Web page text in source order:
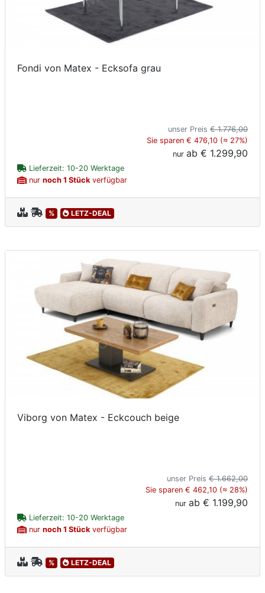
Fondi von Matex - Ecksofa grau
unser Preis € 1.776,00
Sie sparen € 476,10 (≈ 27%)
nur ab € 1.299,90
Lieferzeit: 10-20 Werktage
nur noch 1 Stückverfügbar
% LETZ-DEAL
Viborg von Matex - Eckcouch beige
unser Preis € 1.662,00
Sie sparen € 462,10 (≈ 28%)
nur ab € 1.199,90
Lieferzeit: 10-20 Werktage
nur noch 1 Stückverfügbar
% LETZ-DEAL